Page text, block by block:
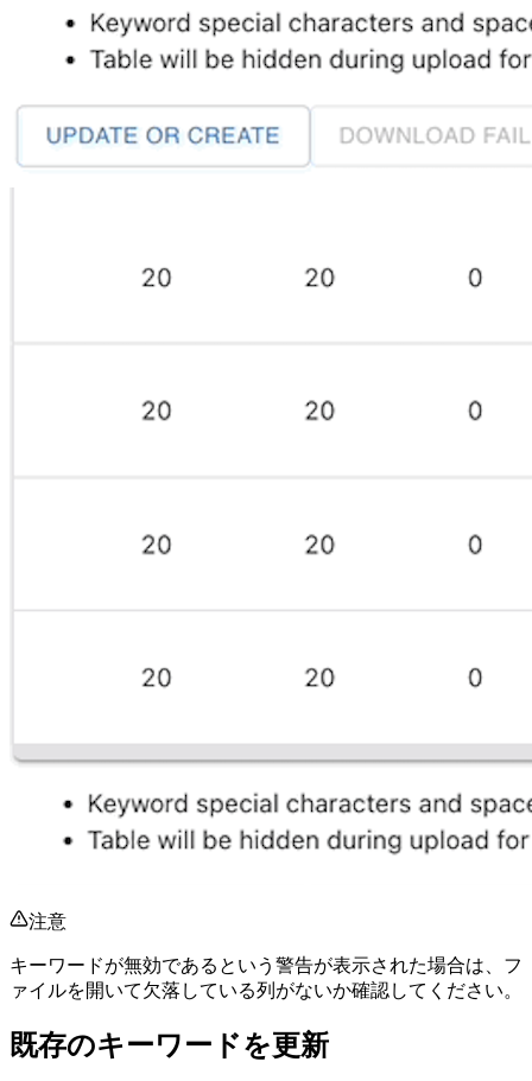
注意
キーワードが無効であるという警告が表示された場合は、フ
ァイルを開いて欠落している列がないか確認してください。
既存のキーワードを更新